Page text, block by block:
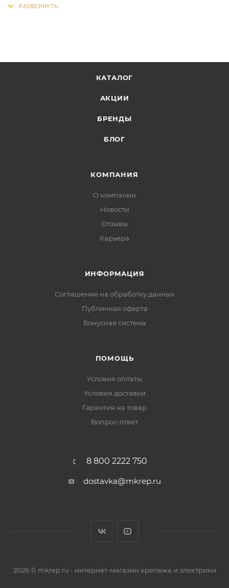
КАТАЛОГ
АКЦИИ
БРЕНДЫ
БЛОГ
КОМПАНИЯ
О компании
Новости
Отзывы
Карьера
ИНФОРМАЦИЯ
Соглашение на обработку данных
Публичная оферта
Бонусная система
ПОМОЩЬ
Условия оплаты
Условия доставки
Гарантия на товар
Вопрос-ответ
8 800 2222 750
dostavka@mkrep.ru
2026 © mkrep.ru - интернет-магазин крепежа и электрики